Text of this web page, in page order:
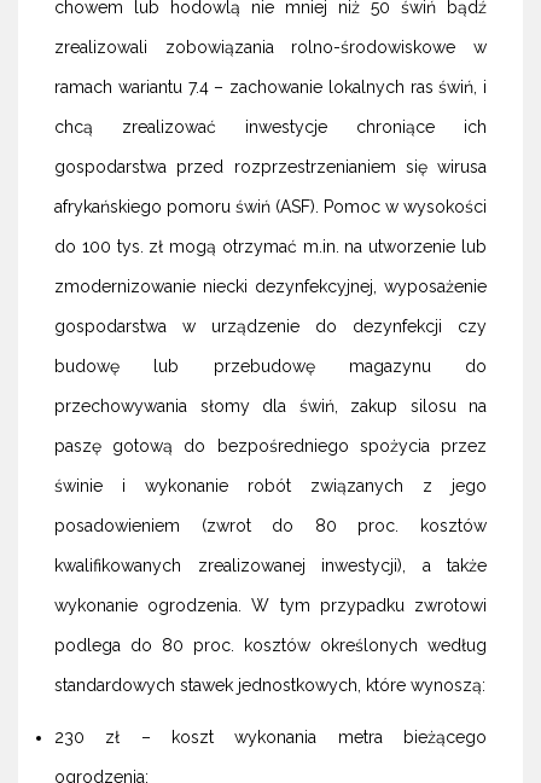
chowem lub hodowlą nie mniej niż 50 świń bądź
zrealizowali zobowiązania rolno-środowiskowe w
ramach wariantu 7.4 – zachowanie lokalnych ras świń, i
chcą zrealizować inwestycje chroniące ich
gospodarstwa przed rozprzestrzenianiem się wirusa
afrykańskiego pomoru świń (ASF). Pomoc w wysokości
do 100 tys. zł mogą otrzymać m.in. na utworzenie lub
zmodernizowanie niecki dezynfekcyjnej, wyposażenie
gospodarstwa w urządzenie do dezynfekcji czy
budowę lub przebudowę magazynu do
przechowywania słomy dla świń, zakup silosu na
paszę gotową do bezpośredniego spożycia przez
świnie i wykonanie robót związanych z jego
posadowieniem (zwrot do 80 proc. kosztów
kwalifikowanych zrealizowanej inwestycji), a także
wykonanie ogrodzenia. W tym przypadku zwrotowi
podlega do 80 proc. kosztów określonych według
standardowych stawek jednostkowych, które wynoszą:
230 zł – koszt wykonania metra bieżącego
ogrodzenia;